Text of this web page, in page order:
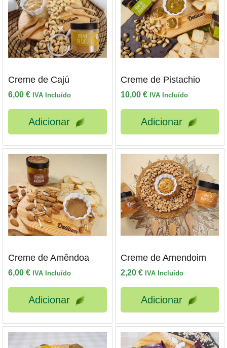
Creme de Cajú
6,00 € IVA Incluído
Adicionar
Creme de Pistachio
10,00 € IVA Incluído
Adicionar
Creme de Amêndoa
6,00 € IVA Incluído
Adicionar
Creme de Amendoim
2,20 € IVA Incluído
Adicionar